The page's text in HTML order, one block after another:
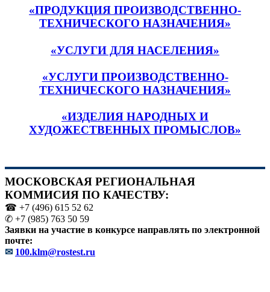
«ПРОДУКЦИЯ ПРОИЗВОДСТВЕННО-
ТЕХНИЧЕСКОГО НАЗНАЧЕНИЯ»
«УСЛУГИ ДЛЯ НАСЕЛЕНИЯ»
«УСЛУГИ ПРОИЗВОДСТВЕННО-
ТЕХНИЧЕСКОГО НАЗНАЧЕНИЯ»
«ИЗДЕЛИЯ НАРОДНЫХ И
ХУДОЖЕСТВЕННЫХ ПРОМЫСЛОВ»
МОСКОВСКАЯ РЕГИОНАЛЬНАЯ
КОММИСИЯ ПО КАЧЕСТВУ:
☎ +7 (496) 615 52 62
✆ +7 (985) 763 50 59
Заявки на участие в конкурсе направлять по электронной
почте:
✉ 100.klm@rostest.ru